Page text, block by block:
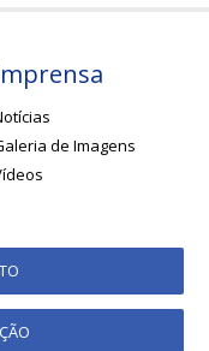
de Imagens